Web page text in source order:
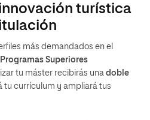
turística
más demandados en el
Programas Superiores
tu máster recibirás una doble
tu currículum y ampliará tus